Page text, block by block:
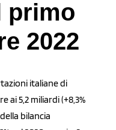
primo
2022
italiane di
5,2 miliardi (+8,3%
bilancia